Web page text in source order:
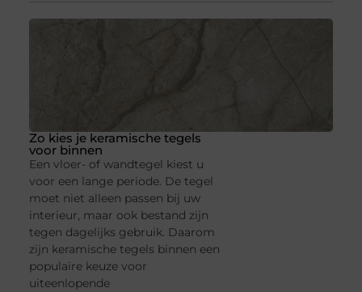
Zo kies je keramische tegels
voor binnen
Een vloer- of wandtegel kiest u
voor een lange periode. De tegel
moet niet alleen passen bij uw
interieur, maar ook bestand zijn
tegen dagelijks gebruik. Daarom
zijn keramische tegels binnen een
populaire keuze voor
uiteenlopende